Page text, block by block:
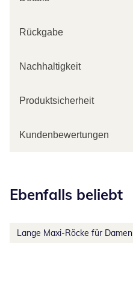
Rückgabe
Nachhaltigkeit
Produktsicherheit
Kundenbewertungen
Ebenfalls beliebt
Lange Maxi-Röcke für Damen